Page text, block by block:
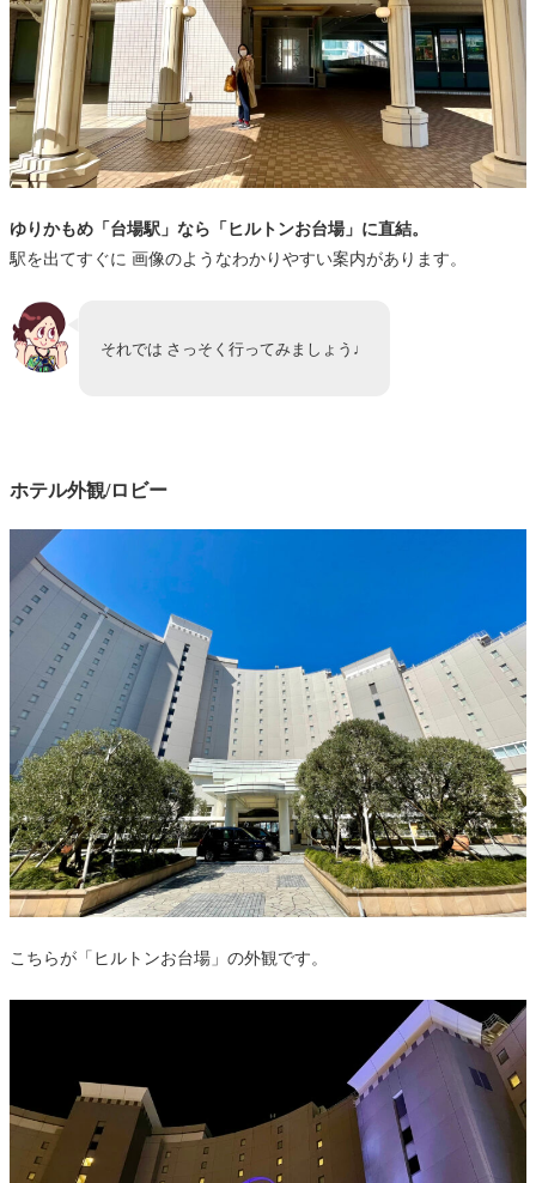
ゆりかもめ「台場駅」なら「ヒルトンお台場」に直結。
駅を出てすぐに 画像のようなわかりやすい案内があります。
それでは さっそく行ってみましょう♩
ホテル外観/ロビー
こちらが「ヒルトンお台場」の外観です。